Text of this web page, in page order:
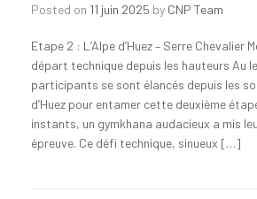
Posted on 11 juin 2025 by CNP Team
Etape 2 : L’Alpe d’Huez – Serre Chevalier
départ technique depuis les hauteurs Au
participants se sont élancés depuis les
d’Huez pour entamer cette deuxième
instants, un gymkhana audacieux a mis
épreuve. Ce défi technique, sinueux […]